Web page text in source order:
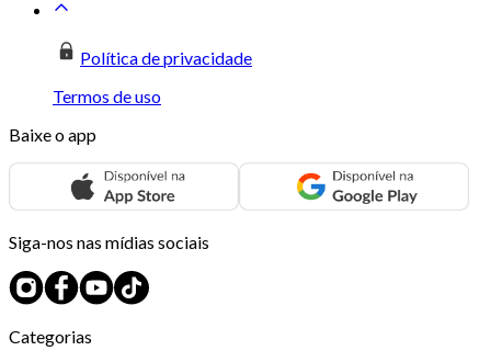
Política de privacidade
Termos de uso
Baixe o app
Siga-nos nas mídias sociais
Categorias